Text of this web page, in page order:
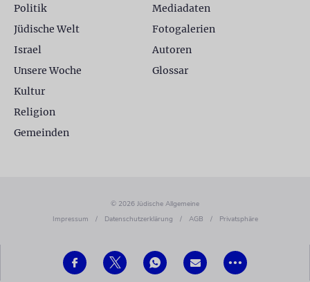
•••
Politik
Jüdische Welt
Israel
Unsere Woche
Kultur
Religion
Gemeinden
Mediadaten
Fotogalerien
Autoren
Glossar
© 2026 Jüdische Allgemeine
Impressum
/ Datenschutzerklärung / AGB / Privatsphäre